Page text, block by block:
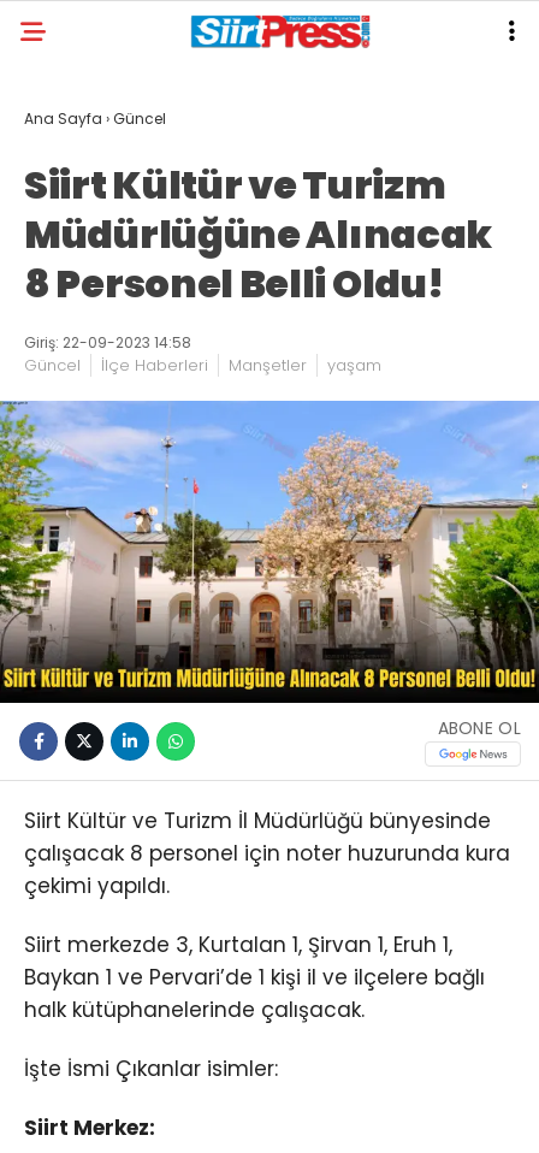
Ana Sayfa ›Güncel
Siirt Kültür ve Turizm
Müdürlüğüne Alınacak
8 Personel Belli Oldu!
Giriş: 22-09-2023 14:58
Güncel İlçe Haberleri Manşetler yaşam
ABONE OL
Siirt Kültür ve Turizm İl Müdürlüğü bünyesinde
çalışacak 8 personel için noter huzurunda kura
çekimi yapıldı.
Siirt merkezde 3, Kurtalan 1, Şirvan 1, Eruh 1,
Baykan 1 ve Pervari’de 1 kişi il ve ilçelere bağlı
halk kütüphanelerinde çalışacak.
İşte İsmi Çıkanlar isimler:
Siirt Merkez: